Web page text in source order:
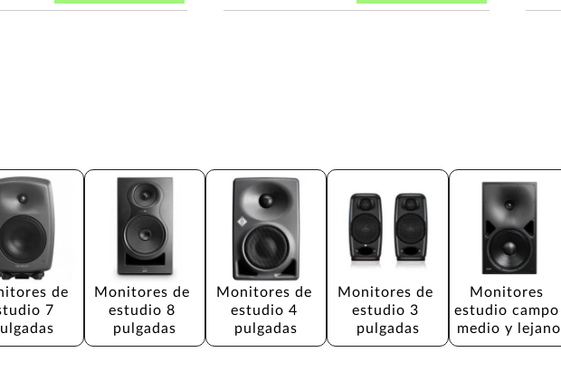
de
7
Monitores de
estudio 8
pulgadas
Monitores de
estudio 4
pulgadas
Monitores de
estudio 3
pulgadas
Monitores
estudio campo
medio y lejano